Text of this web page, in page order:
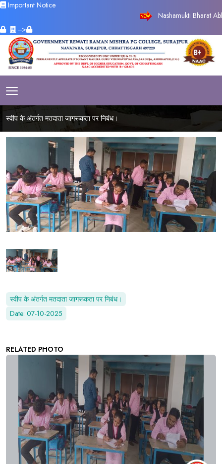
Important Notice
Nashamukti Bharat
-->
स्वीप के अंतर्गत मतदाता जागरूकता पर निबंध।
स्वीप के अंतर्गत मतदाता जागरूकता पर निबंध।
Date: 07-10-2025
RELATED PHOTO